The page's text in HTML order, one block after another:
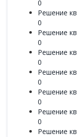
0
Решение
0
Решение
0
Решение
0
Решение
0
Решение
0
Решение
0
Решение